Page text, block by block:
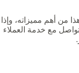
من أهم مميزاته، وإذا
مع خدمة العملاء